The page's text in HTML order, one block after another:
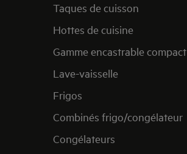
Taques de cuisson
Hottes de cuisine
Gamme encastrable compact
Lave-vaisselle
Frigos
Combinés frigo/congélateur
Congélateurs